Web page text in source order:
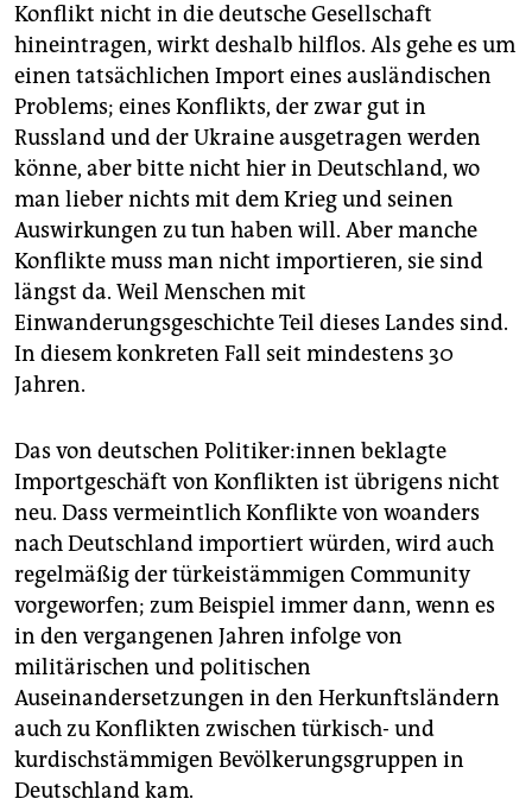
Konflikt nicht in die deutsche Gesellschaft
hineintragen, wirkt deshalb hilflos. Als gehe es um
einen tatsächlichen Import eines ausländischen
Problems; eines Konflikts, der zwar gut in
Russland und der Ukraine ausgetragen werden
könne, aber bitte nicht hier in Deutschland, wo
man lieber nichts mit dem Krieg und seinen
Auswirkungen zu tun haben will. Aber manche
Konflikte muss man nicht importieren, sie sind
längst da. Weil Menschen mit
Einwanderungsgeschichte Teil dieses Landes sind.
In diesem konkreten Fall seit mindestens 30
Jahren.
Das von deutschen Po­li­ti­ke­r:in­nen beklagte
Importgeschäft von Konflikten ist übrigens nicht
neu. Dass vermeintlich Konflikte von woanders
nach Deutschland importiert würden, wird auch
regelmäßig der türkeistämmigen Community
vorgeworfen; zum Beispiel immer dann, wenn es
in den vergangenen Jahren infolge von
militärischen und politischen
Auseinandersetzungen in den Herkunftsländern
auch zu Konflikten zwischen türkisch- und
kurdischstämmigen Bevölkerungsgruppen in
Deutschland kam.